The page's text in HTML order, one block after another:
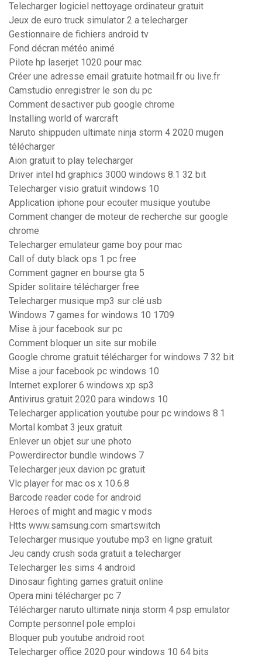
Telecharger logiciel nettoyage ordinateur gratuit
Jeux de euro truck simulator 2 a telecharger
Gestionnaire de fichiers android tv
Fond décran météo animé
Pilote hp laserjet 1020 pour mac
Créer une adresse email gratuite hotmail.fr ou live.fr
Camstudio enregistrer le son du pc
Comment desactiver pub google chrome
Installing world of warcraft
Naruto shippuden ultimate ninja storm 4 2020 mugen
télécharger
Aion gratuit to play telecharger
Driver intel hd graphics 3000 windows 8.1 32 bit
Telecharger visio gratuit windows 10
Application iphone pour ecouter musique youtube
Comment changer de moteur de recherche sur google
chrome
Telecharger emulateur game boy pour mac
Call of duty black ops 1 pc free
Comment gagner en bourse gta 5
Spider solitaire télécharger free
Telecharger musique mp3 sur clé usb
Windows 7 games for windows 10 1709
Mise à jour facebook sur pc
Comment bloquer un site sur mobile
Google chrome gratuit télécharger for windows 7 32 bit
Mise a jour facebook pc windows 10
Internet explorer 6 windows xp sp3
Antivirus gratuit 2020 para windows 10
Telecharger application youtube pour pc windows 8.1
Mortal kombat 3 jeux gratuit
Enlever un objet sur une photo
Powerdirector bundle windows 7
Telecharger jeux davion pc gratuit
Vlc player for mac os x 10.6.8
Barcode reader code for android
Heroes of might and magic v mods
Htts www.samsung.com smartswitch
Telecharger musique youtube mp3 en ligne gratuit
Jeu candy crush soda gratuit a telecharger
Telecharger les sims 4 android
Dinosaur fighting games gratuit online
Opera mini télécharger pc 7
Télécharger naruto ultimate ninja storm 4 psp emulator
Compte personnel pole emploi
Bloquer pub youtube android root
Telecharger office 2020 pour windows 10 64 bits